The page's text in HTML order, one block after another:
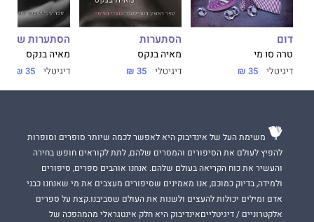
"אהבתי מאוד את הספר! סלייד הוא יאמי אמיתי, והכימיה בינו לבין
ג'סיקה מחרמנת ומעלה חיוך על השפתיים."
My Book Filled Life
דום
טרה סו מי
דיגיטלי 35 ₪
הסתערות
מאיה בנקס
דיגיטלי 35 ₪
הסתערות של
מאיה בנקס
דיגיטלי 35 ₪
משימת העל של אינדיבוק היא לאפשר לכמה שיותר סופרים וסופרות
להפיץ לעולם את הסיפורים והמסרים שלהם, לתת לקוראים חופש בחירה
והעשיר את כוח הקריאה בעולם שלהם. אנחנו אוהבים ספרים, סיפורים
ולמידה, בדיוק כמוכם, אנו מאמינים שסיפורים מעצבים את מי שאנחנו כבני
אדם ומילים יכולות להעצים ולשנות את העולם שסביבנו.קצת על ספרים
אלקטרוניים / דיגיטלייםאינדיבוק היא חלק אינטגראלי מהמהפכה של